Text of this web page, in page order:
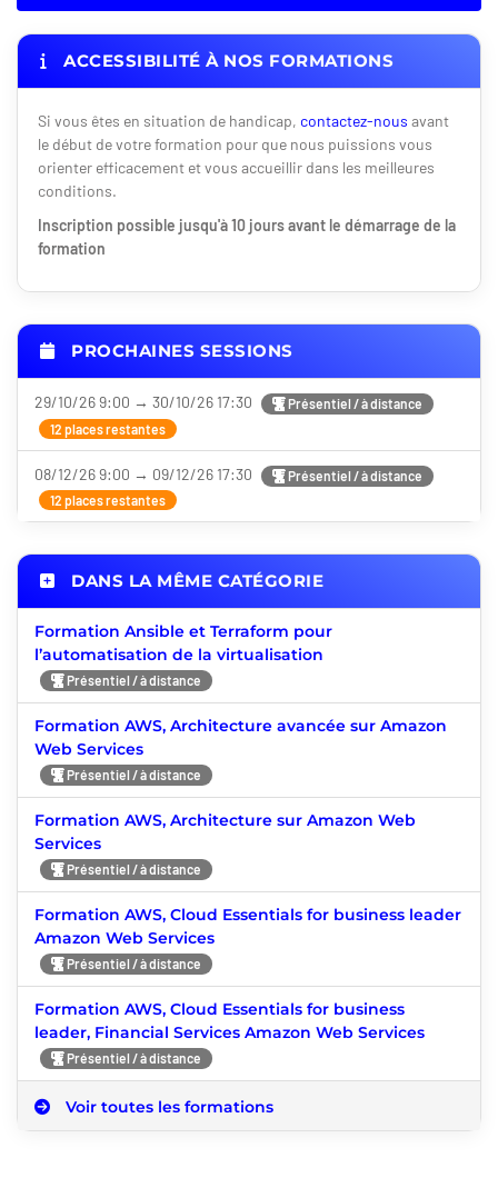
ACCESSIBILITÉ À NOS FORMATIONS
Si vous êtes en situation de handicap, contactez-nous avant
le début de votre formation pour que nous puissions vous
orienter efficacement et vous accueillir dans les meilleures
conditions.
Inscription possible jusqu'à 10 jours avant le démarrage de la
formation
PROCHAINES SESSIONS
29/10/26 9:00 → 30/10/26 17:30
Présentiel / à distance
12 places restantes
08/12/26 9:00 → 09/12/26 17:30
Présentiel / à distance
12 places restantes
DANS LA MÊME CATÉGORIE
Formation Ansible et Terraform pour
l’automatisation de la virtualisation
Présentiel / à distance
Formation AWS, Architecture avancée sur Amazon
Web Services
Présentiel / à distance
Formation AWS, Architecture sur Amazon Web
Services
Présentiel / à distance
Formation AWS, Cloud Essentials for business leader
Amazon Web Services
Présentiel / à distance
Formation AWS, Cloud Essentials for business
leader, Financial Services Amazon Web Services
Présentiel / à distance
Voir toutes les formations